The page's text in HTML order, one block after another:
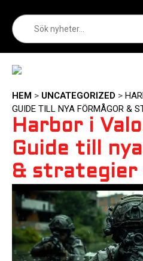
efter:
HEM > UNCATEGORIZED >
GUIDE TILL NYA FÖRMÅGOR &
Harbor i
Guide till
& strategier